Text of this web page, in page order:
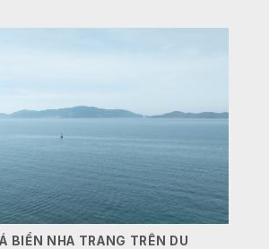
BIỂN NHA TRANG TRÊN DU